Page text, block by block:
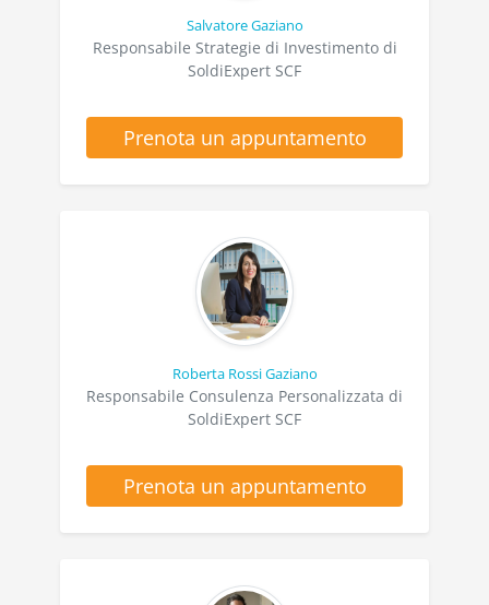
Salvatore Gaziano
Responsabile Strategie di Investimento di
SoldiExpert SCF
Prenota un appuntamento
Roberta Rossi Gaziano
Responsabile Consulenza Personalizzata di
SoldiExpert SCF
Prenota un appuntamento